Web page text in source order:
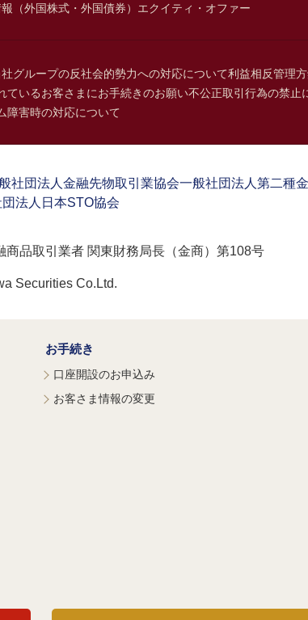
（外国株式・外国債券） エクイティ・オファー
社グループの反社会的勢力への対応について利益相反管理
ているお客さまにお手続きのお願い不公正取引行為の禁止
障害時の対応について
社団法人金融先物取引業協会一般社団法人第二種
法人日本STO協会
商品取引業者 関東財務局長（金商）第108号
Securities Co.Ltd.
お手続き
口座開設のお申込み
お客さま情報の変更